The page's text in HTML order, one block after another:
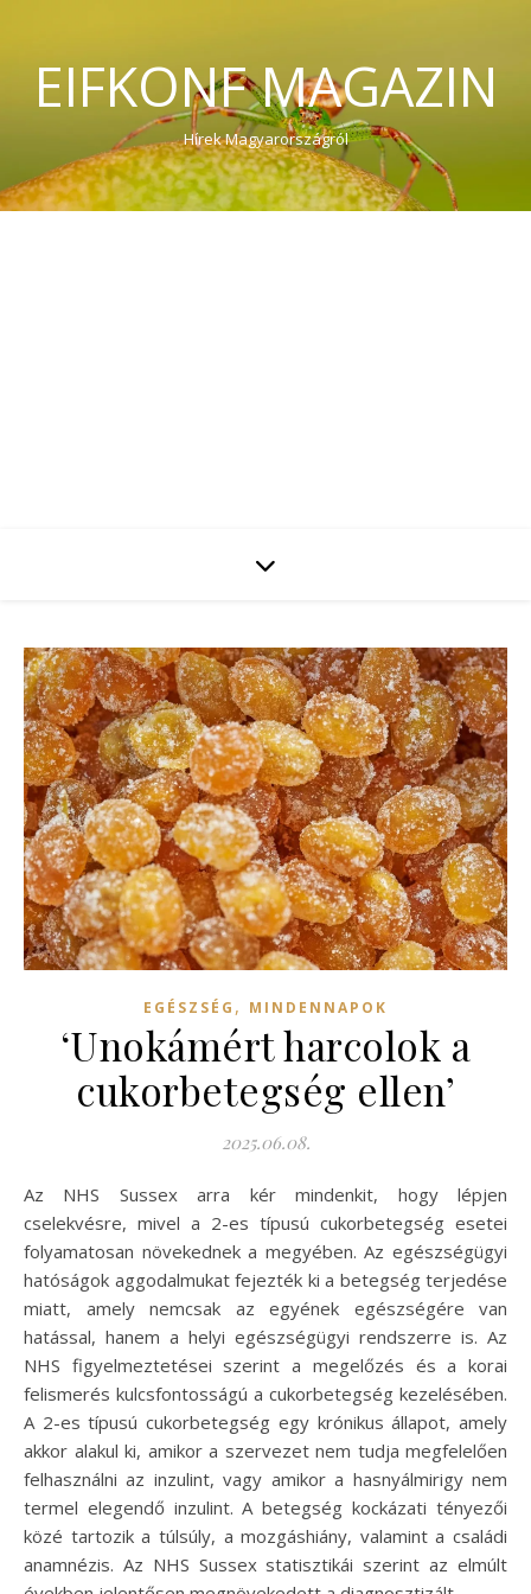
EIFKONF MAGAZIN
Hírek Magyarországról
EGÉSZSÉG , MINDENNAPOK
‘Unokámért harcolok a
cukorbetegség ellen’
2025.06.08.
Az NHS Sussex arra kér mindenkit, hogy lépjen
cselekvésre, mivel a 2-es típusú cukorbetegség esetei
folyamatosan növekednek a megyében. Az egészségügyi
hatóságok aggodalmukat fejezték ki a betegség terjedése
miatt, amely nemcsak az egyének egészségére van
hatással, hanem a helyi egészségügyi rendszerre is. Az
NHS figyelmeztetései szerint a megelőzés és a korai
felismerés kulcsfontosságú a cukorbetegség kezelésében.
A 2-es típusú cukorbetegség egy krónikus állapot, amely
akkor alakul ki, amikor a szervezet nem tudja megfelelően
felhasználni az inzulint, vagy amikor a hasnyálmirigy nem
termel elegendő inzulint. A betegség kockázati tényezői
közé tartozik a túlsúly, a mozgáshiány, valamint a családi
anamnézis. Az NHS Sussex statisztikái szerint az elmúlt